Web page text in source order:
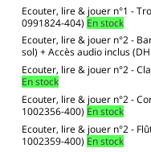
Ecouter, lire & jouer n°1 -
0991824-404) En stock
Ecouter, lire & jouer n°2 -
sol) + Accès audio inclus
Ecouter, lire & jouer n°2 -
En stock
Ecouter, lire & jouer n°2 -
1002356-400) En stock
Ecouter, lire & jouer n°2 -
1002359-400) En stock